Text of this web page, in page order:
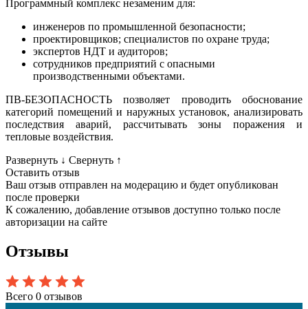
Программный комплекс незаменим для:
инженеров по промышленной безопасности;
проектировщиков; специалистов по охране труда;
экспертов НДТ и аудиторов;
сотрудников предприятий с опасными
производственными объектами.
ПВ‑БЕЗОПАСНОСТЬ позволяет проводить обоснование
категорий помещений и наружных установок, анализировать
последствия аварий, рассчитывать зоны поражения и
тепловые воздействия.
Развернуть ↓ Свернуть ↑
Оставить отзыв
Ваш отзыв отправлен на модерацию и будет опубликован
после проверки
К сожалению, добавление отзывов доступно только после
авторизации на сайте
Отзывы
Всего 0 отзывов